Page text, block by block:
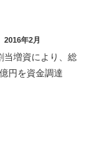
2016年2月
当増資により、総
円を資金調達